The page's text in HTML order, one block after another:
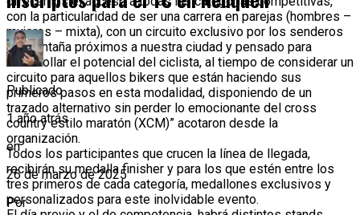
con la particularidad de ser una carrera en parejas (hombres –
mujeres – mixta), con un circuito exclusivo por los senderos
de montaña próximos a nuestra ciudad y pensado para
desarrollar el potencial del ciclista, al tiempo de considerar un
circuito para aquellos bikers que están haciendo sus
primeros pasos en esta modalidad, disponiendo de un
trazado alternativo sin perder lo emocionante del cross
country estilo maratón (XCM)” acotaron desde la
organización.
Todos los participantes que crucen la línea de llegada,
recibirán su medalla finisher y para los que estén entre los
tres primeros de cada categoría, medallones exclusivos y
personalizados para este inolvidable evento.
Publicado
1 año atrás
en
26 de marzo de 2025
Por